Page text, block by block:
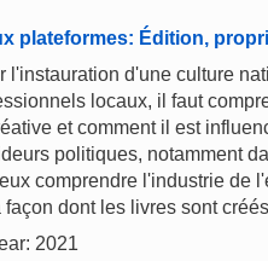
plateformes: Édition,
l'instauration d'une culture
locaux, il faut
et comment il est
politiques, notamment
comprendre l'industrie de
façon dont les livres sont
2021